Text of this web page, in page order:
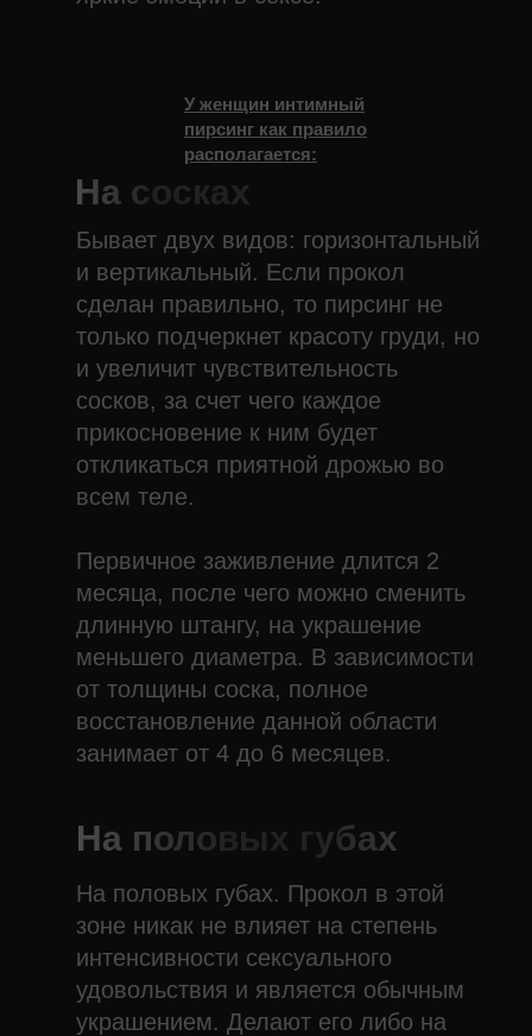
Бывает двух видов: горизонтальный
и вертикальный. Если прокол
сделан правильно, то пирсинг не
только подчеркнет красоту груди, но
и увеличит чувствительность
сосков, за счет чего каждое
прикосновение к ним будет
откликаться приятной дрожью во
всем теле.
Первичное заживление длится 2
месяца, после чего можно сменить
длинную штангу, на украшение
меньшего диаметра. В зависимости
от толщины соска, полное
восстановление данной области
занимает от 4 до 6 месяцев.
На половых губах. Прокол в этой
зоне никак не влияет на степень
интенсивности сексуального
удовольствия и является обычным
украшением. Делают его либо на
На сосках
На половых губах
У женщин интимный
пирсинг как правило
располагается: